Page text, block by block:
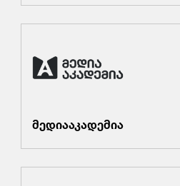
მედიააკადემია